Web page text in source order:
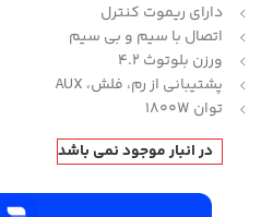
دارای ریموت کنترل
اتصال با سیم و بی سیم
ورزن بلوتوث 4.2
پشتیبانی از رم، فلش، AUX
توان 1800W
در انبار موجود نمی باشد